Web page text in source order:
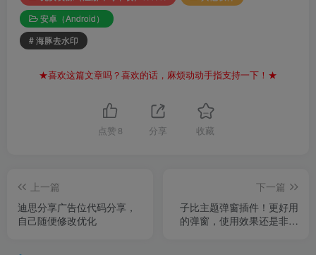
安卓（Android）
# 海豚去水印
★喜欢这篇文章吗？喜欢的话，麻烦动动手指支持一下！★
点赞 8 分享 收藏
上一篇
迪思分享广告位代码分享，
自己随便修改优化
下一篇
子比主题弹窗插件！更好用
的弹窗，使用效果还是非常